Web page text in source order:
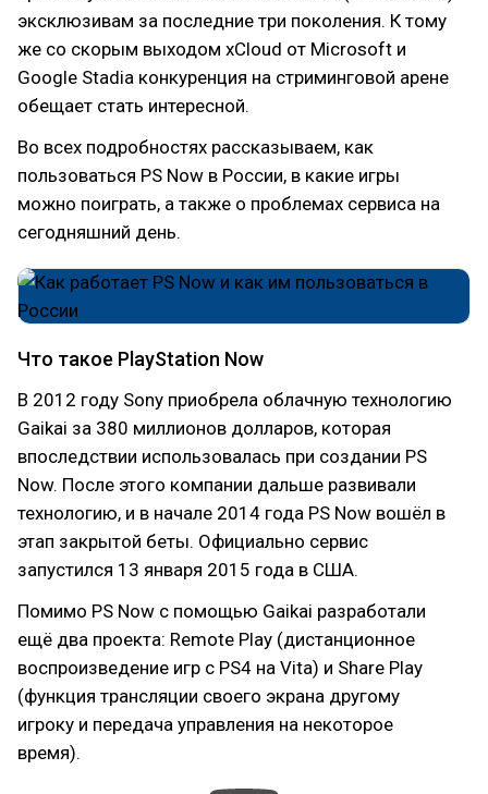
эксклюзивам за последние три поколения. К тому
же со скорым выходом xCloud от Microsoft и
Google Stadia конкуренция на стриминговой арене
обещает стать интересной.
Во всех подробностях рассказываем, как
пользоваться PS Now в России, в какие игры
можно поиграть, а также о проблемах сервиса на
сегодняшний день.
Что такое PlayStation Now
В 2012 году Sony приобрела облачную технологию
Gaikai за 380 миллионов долларов, которая
впоследствии использовалась при создании PS
Now. После этого компании дальше развивали
технологию, и в начале 2014 года PS Now вошёл в
этап закрытой беты. Официально сервис
запустился 13 января 2015 года в США.
Помимо PS Now с помощью Gaikai разработали
ещё два проекта: Remote Play (дистанционное
воспроизведение игр с PS4 на Vita) и Share Play
(функция трансляции своего экрана другому
игроку и передача управления на некоторое
время).